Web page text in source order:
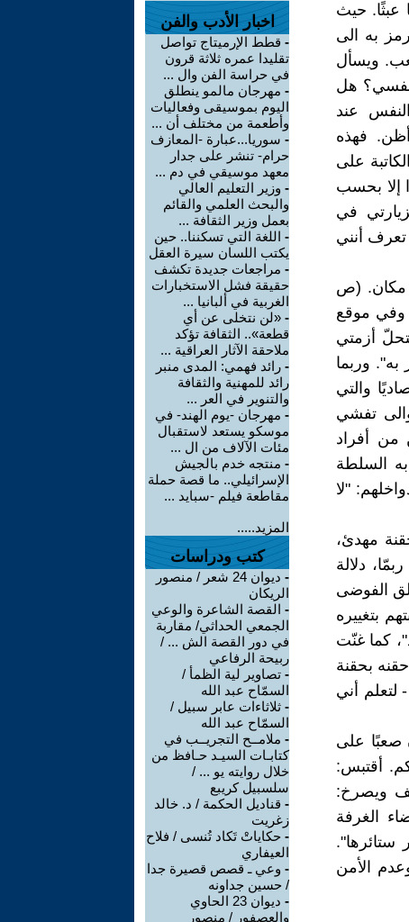
عبثًا. حيث
به الى
ويسأل
هل
عند
فهذه
على
إلا بحسب
في
تعرف أنني
مكان. (ص
وفي موقع
أزمتي
وربما
والتي
تفشي
من أفراد
السلطة
"لا
مهدئ،
دلالة
الفوضى
بتغييره
كما غنّت
بحقنة
أني
صعبًا على
أقتبس:
ويصرخ:
الغرفة
ستائرها".
الأمن
اخبار الأدب والفن
- قطط الإرميتاج تواصل
تقليدا عمره ثلاثة قرون
في حراسة الفن وال ...
- مهرجان مالمو ينطلق
اليوم بموسيقى وفعاليات
وأطعمة من مختلف أن ...
- سوريا...عبارة -المعازف
حرام- تنشر على جدار
معهد موسيقي في دم ...
- وزير التعليم العالي
والبحث العلمي والقائم
بعمل وزير الثقافة ...
- اللغة التي تسكننا.. حين
يكتب اللسان سيرة العقل
- مراجعات جديدة تكشف
حقيقة فشل الاستخبارات
الغربية في ألبانيا ...
- «لن نتخلى عن أي
قطعة».. الثقافة تؤكد
ملاحقة الآثار العراقية ...
- رائد فهمي: المدى منبر
رائد للمهنية والثقافة
والتنوير في العر ...
- مهرجان -يوم الهند- في
موسكو يستعد لاستقبال
مئات الآلاف من ال ...
- منتجه خدم بالجيش
الإسرائيلي.. ما قصة حملة
مقاطعة فيلم -سبايد ...
المزيد.....
كتب ودراسات
-
ديوان 24 شعر / منصور
الريكان
- القصة الشاعرة والوعي
الجمعي الحداثي/ مقاربة
في دور القصة الش ... /
ربيحة الرفاعي
- تصاوير لية الظمأ /
السمّاح عبد الله
- ثلاثاءات عابر سبيل /
السمّاح عبد الله
- ملامــح التجريــب في
كتابـات السيـد حـافظ من
خلال روايته يو ... /
سلسبيل كريبع
- قناديل الحكمة / د. خالد
زغريت
- حكاياتْ تَكاد تُنسى / فلاح
العيفاري
- وعي ـ قصص قصيرة جدا
/ حسين جداونه
-
ديوان 23 الحاوي
والعصفور / منصور